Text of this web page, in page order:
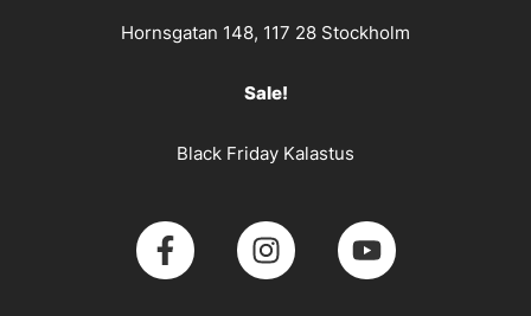
Hornsgatan 148, 117 28 Stockholm
Sale!
Black Friday Kalastus